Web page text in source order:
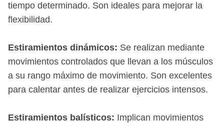
tiempo determinado. Son ideales para mejorar la
flexibilidad.
Estiramientos dinámicos: Se realizan mediante
movimientos controlados que llevan a los músculos
a su rango máximo de movimiento. Son excelentes
para calentar antes de realizar ejercicios intensos.
Estiramientos balísticos: Implican movimientos